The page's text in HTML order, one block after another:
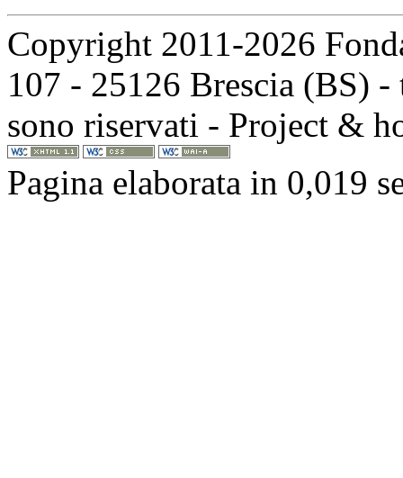
Copyright 2011-2026
107 - 25126 Brescia (BS)
sono riservati - Project &
Pagina elaborata in 0,019